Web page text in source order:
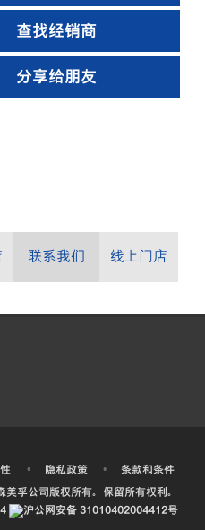
联系我们 线上门店
查找经销商
分享给朋友
• 隐私政策 •
条款和条件
美孚公司版权所有。保留所有权利。
沪公网安备 31010402004412号